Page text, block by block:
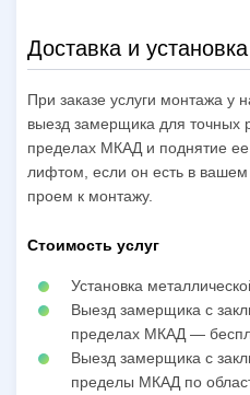
Доставка и установка
При заказе услуги монтажа у
выезд замерщика для точных
пределах МКАД и поднятие
лифтом, если он есть в вашем
проем к монтажу.
Стоимость услуг
Установка
Выезд замерщика с
пределах МКАД —
Выезд замерщика с
пределы МКАД по